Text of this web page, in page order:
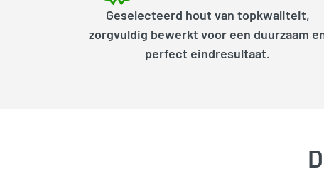
Geselecteerd hout van topkwaliteit,
zorgvuldig bewerkt voor een duurzaam
perfect eindresultaat.